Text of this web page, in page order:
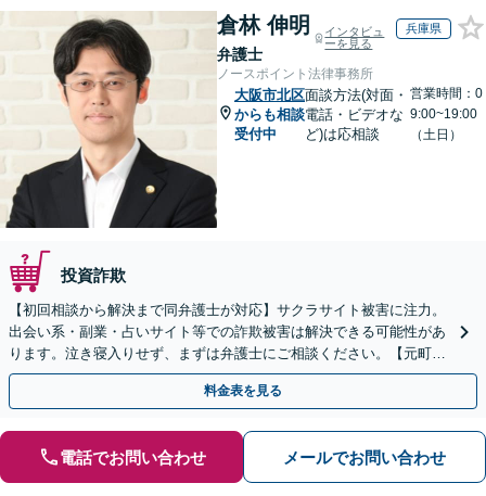
倉林 伸明
弁護士
インタビュ
ーを見る
兵庫県
ノースポイント法律事務所
大阪市北区
からも相談
受付中
面談方法(対面・
電話・ビデオな
ど)は応相談
営業時間：0
9:00~19:00
（土日）
投資詐欺
【初回相談から解決まで同弁護士が対応】サクラサイト被害に注力。
出会い系・副業・占いサイト等での詐欺被害は解決できる可能性があ
ります。泣き寝入りせず、まずは弁護士にご相談ください。【元町駅
1分・土日夜間の相談歓迎】
料金表を見る
電話でお問い合わせ メールでお問い合わせ